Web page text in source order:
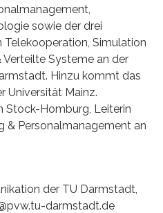
sowie der drei
Simulation
Systeme an der
Hinzu kommt das
Universität Mainz.
Stock-Homburg, Leiterin
& Personalmanagement an
der TU Darmstadt,
darmstadt.de